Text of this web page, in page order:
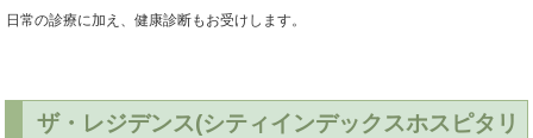
日常の診療に加え、健康診断もお受けします。
ザ・レジデンス(シティインデックスホスピタリ